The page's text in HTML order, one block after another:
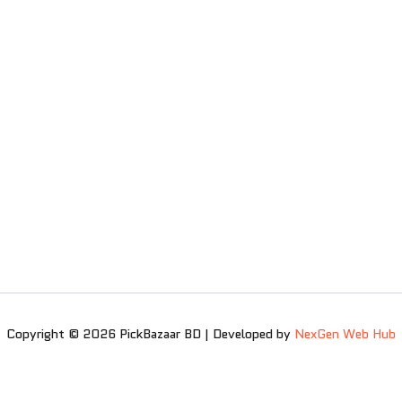
Copyright © 2026 PickBazaar BD | Developed by NexGen Web Hub